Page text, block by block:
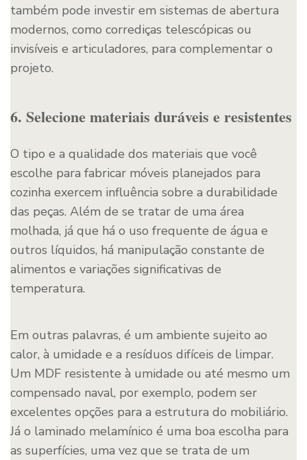
também pode investir em sistemas de abertura
modernos, como corrediças telescópicas ou
invisíveis e articuladores, para complementar o
projeto.
6. Selecione materiais duráveis e resistentes
O tipo e a qualidade dos materiais que você
escolhe para fabricar móveis planejados para
cozinha exercem influência sobre a durabilidade
das peças. Além de se tratar de uma área
molhada, já que há o uso frequente de água e
outros líquidos, há manipulação constante de
alimentos e variações significativas de
temperatura.
Em outras palavras, é um ambiente sujeito ao
calor, à umidade e a resíduos difíceis de limpar.
Um MDF resistente à umidade ou até mesmo um
compensado naval, por exemplo, podem ser
excelentes opções para a estrutura do mobiliário.
Já o laminado melamínico é uma boa escolha para
as superfícies, uma vez que se trata de um